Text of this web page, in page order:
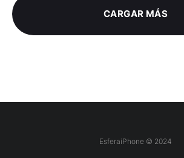
CARGAR MÁS
EsferaiPhone © 2024